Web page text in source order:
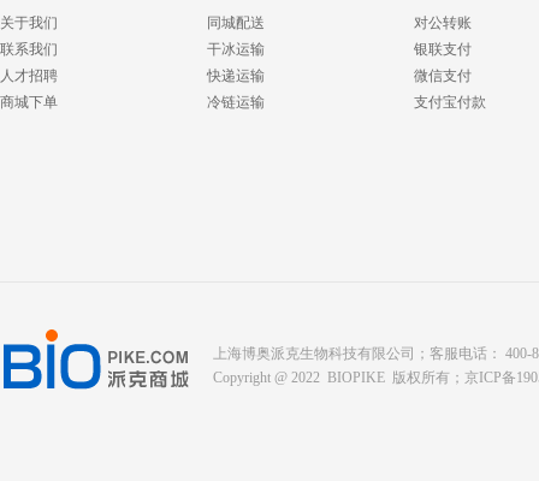
关于我们
联系我们
人才招聘
商城下单
同城配送
干冰运输
快递运输
冷链运输
对公转账
银联支付
微信支付
支付宝付款
上海博奥派克生物科技有限公司；客服电话： 400-
Copyright @ 2022 BIOPIKE 版权所有； 京ICP备